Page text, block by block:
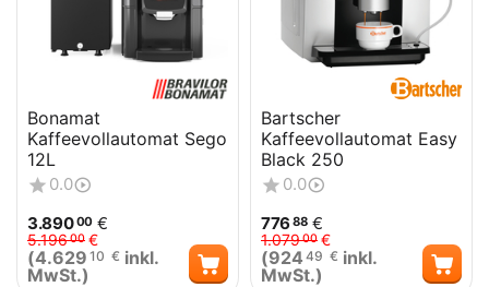
Bonamat
Kaffeevollautomat Sego
12L
0.0
3.89000 €
5.19600 €
(4.629 10 € inkl.
MwSt.)
Bartscher
Kaffeevollautomat Easy
Black 250
0.0
776 88 €
1.07900 €
(924 49 € inkl.
MwSt.)